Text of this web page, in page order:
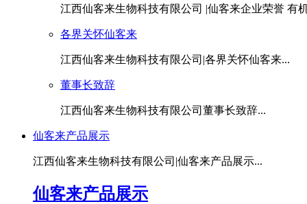
江西仙客来生物科技有限公司 |仙客来企业荣誉 有
各界关怀仙客来
江西仙客来生物科技有限公司|各界关怀仙客来...
董事长致辞
江西仙客来生物科技有限公司董事长致辞...
仙客来产品展示
江西仙客来生物科技有限公司|仙客来产品展示...
仙客来产品展示